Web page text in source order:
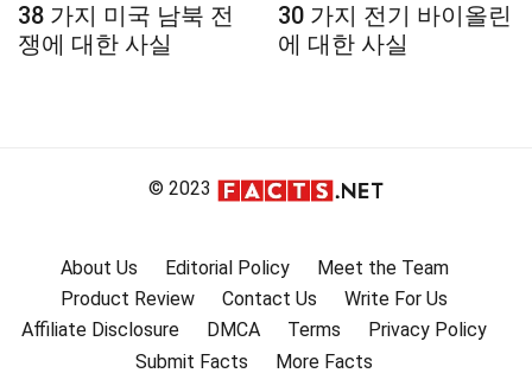
38 가지 미국 남북 전
쟁에 대한 사실
30 가지 전기 바이올린
에 대한 사실
© 2023
About Us Editorial Policy
Meet the Team
Product Review
Contact Us
Write For Us
Affiliate Disclosure
DMCA Terms
Privacy Policy
Submit Facts
More Facts